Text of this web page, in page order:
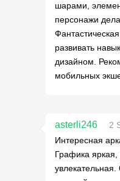
шарами,
персонажи
развивать
дизайном.
мобильных
asterli246
2
Интересная
Графика